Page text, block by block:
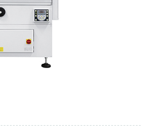
lance de film